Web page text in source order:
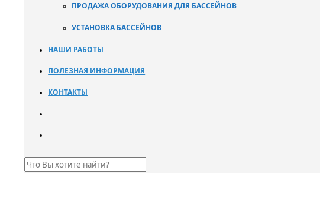
ПРОДАЖА ОБОРУДОВАНИЯ ДЛЯ БАССЕЙНОВ
УСТАНОВКА БАССЕЙНОВ
НАШИ РАБОТЫ
ПОЛЕЗНАЯ ИНФОРМАЦИЯ
КОНТАКТЫ